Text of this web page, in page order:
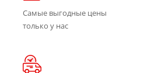
Самые выгодные цены
только у нас